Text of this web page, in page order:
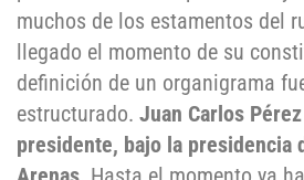
muchos de los estamentos del
llegado el momento de su
definición de un organigrama
estructurado. Juan Carlos
presidente, bajo la presidencia